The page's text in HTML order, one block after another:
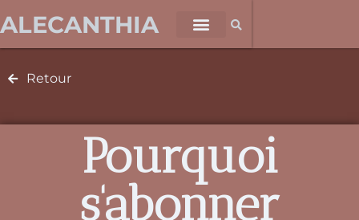
ALECANTHIA
Retour
Pourquoi
s'abonner